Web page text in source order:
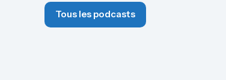
Tous les podcasts